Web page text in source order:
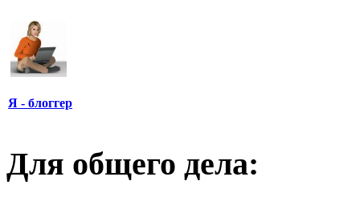
Я - блоггер
Для общего дела: